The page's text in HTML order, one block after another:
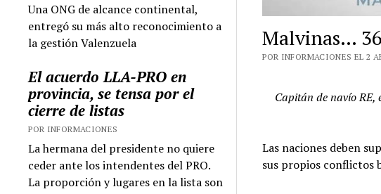
Una ONG de alcance continental,
entregó su más alto reconocimiento a
la gestión Valenzuela
El acuerdo LLA-PRO en
provincia, se tensa por el
cierre de listas
POR INFORMACIONES
La hermana del presidente no quiere
ceder ante los intendentes del PRO.
La proporción y lugares en la lista son
Malvinas…
POR INFORMACIONES EL 2
Capitán de navío
Las naciones deben
sus propios conflictos